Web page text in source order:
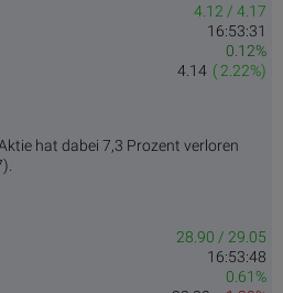
4.12 / 4.17
16:53:31
0.12%
( 2.22%)
4.14
hat dabei 7,3 Prozent verloren
28.90 / 29.05
16:53:48
0.61%